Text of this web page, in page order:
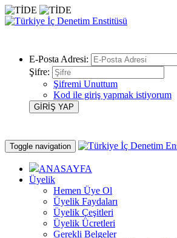
E-Posta Adresi:
Şifre:
Şifremi Unuttum
Kod ile giriş yapmak istiyorum
Toggle navigation
ANASAYFA
Üyelik
Hemen Üye Ol
Üyelik Faydaları
Üyelik Çeşitleri
Üyelik Ücretleri
Gerekli Belgeler